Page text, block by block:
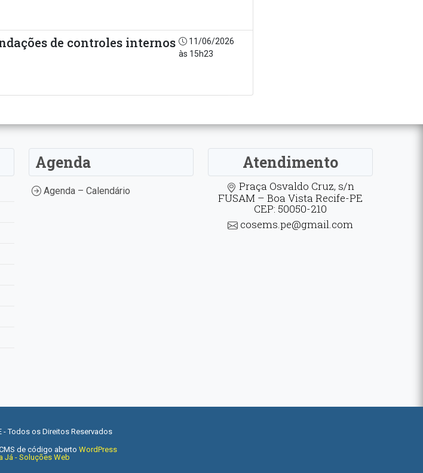
de controles internos
11/06/2026
às 15h23
Agenda
Agenda – Calendário
Atendimento
Praça Osvaldo Cruz, s/n
FUSAM – Boa Vista Recife-PE
CEP: 50050-210
cosems.pe@gmail.com
- Todos os Direitos Reservados
de código aberto WordPress
Já - Soluções Web